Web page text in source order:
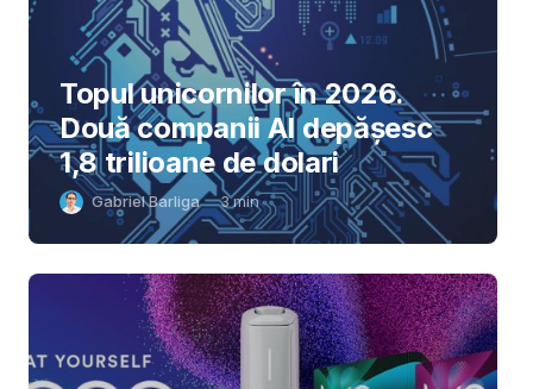
Topul unicornilor în 2026.
Două companii AI depășesc
1,8 trilioane de dolari
Gabriel Barliga 3min